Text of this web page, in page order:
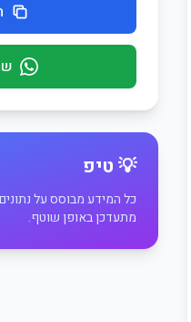
💡 טיפ
כל המידע מבוסס על
מתעדכן באופן שוטף.